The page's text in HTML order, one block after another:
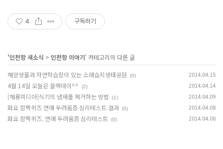
4 구독하기
'인천항 새소식 > 인천항 이야기' 카테고리의 다른 글
해양생물과 자연학습장이 있는 소래습지생태공원 (0) 2014.04.15
4월 14일 오늘은 블랙데이^^ (2) 2014.04.14
[해룡피디아]식기의 냄새를 제거하는 방법 (1) 2014.04.09
화요 깜짝퀴즈 연애 두려움증 심리테스트 결과 (0) 2014.04.08
화요 깜짝퀴즈. 연애 두려움증 심리테스트 (0) 2014.04.08